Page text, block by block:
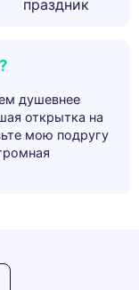
праздник
душевнее
открытка на
мою подругу